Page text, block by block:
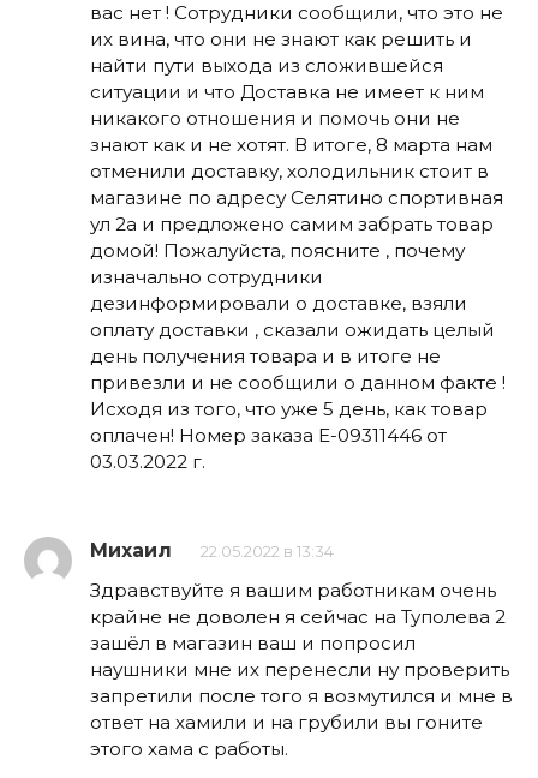
вас нет ! Сотрудники сообщили, что это не
их вина, что они не знают как решить и
найти пути выхода из сложившейся
ситуации и что Доставка не имеет к ним
никакого отношения и помочь они не
знают как и не хотят. В итоге, 8 марта нам
отменили доставку, холодильник стоит в
магазине по адресу Селятино спортивная
ул 2а и предложено самим забрать товар
домой! Пожалуйста, поясните , почему
изначально сотрудники
дезинформировали о доставке, взяли
оплату доставки , сказали ожидать целый
день получения товара и в итоге не
привезли и не сообщили о данном факте !
Исходя из того, что уже 5 день, как товар
оплачен! Номер заказа Е-09311446 от
03.03.2022 г.
Михаил 22.05.2022 в 13:34
Здравствуйте я вашим работникам очень
крайне не доволен я сейчас на Туполева 2
зашёл в магазин ваш и попросил
наушники мне их перенесли ну проверить
запретили после того я возмутился и мне в
ответ на хамили и на грубили вы гоните
этого хама с работы.